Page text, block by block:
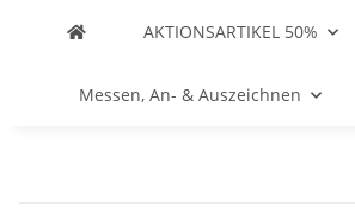
AKTIONSARTIKEL 50%
Messen, An- & Auszeichnen